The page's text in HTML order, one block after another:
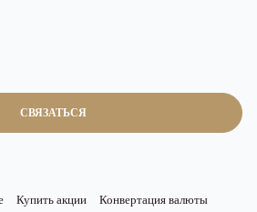
СВЯЗАТЬСЯ
Купить акции Конвертация валюты